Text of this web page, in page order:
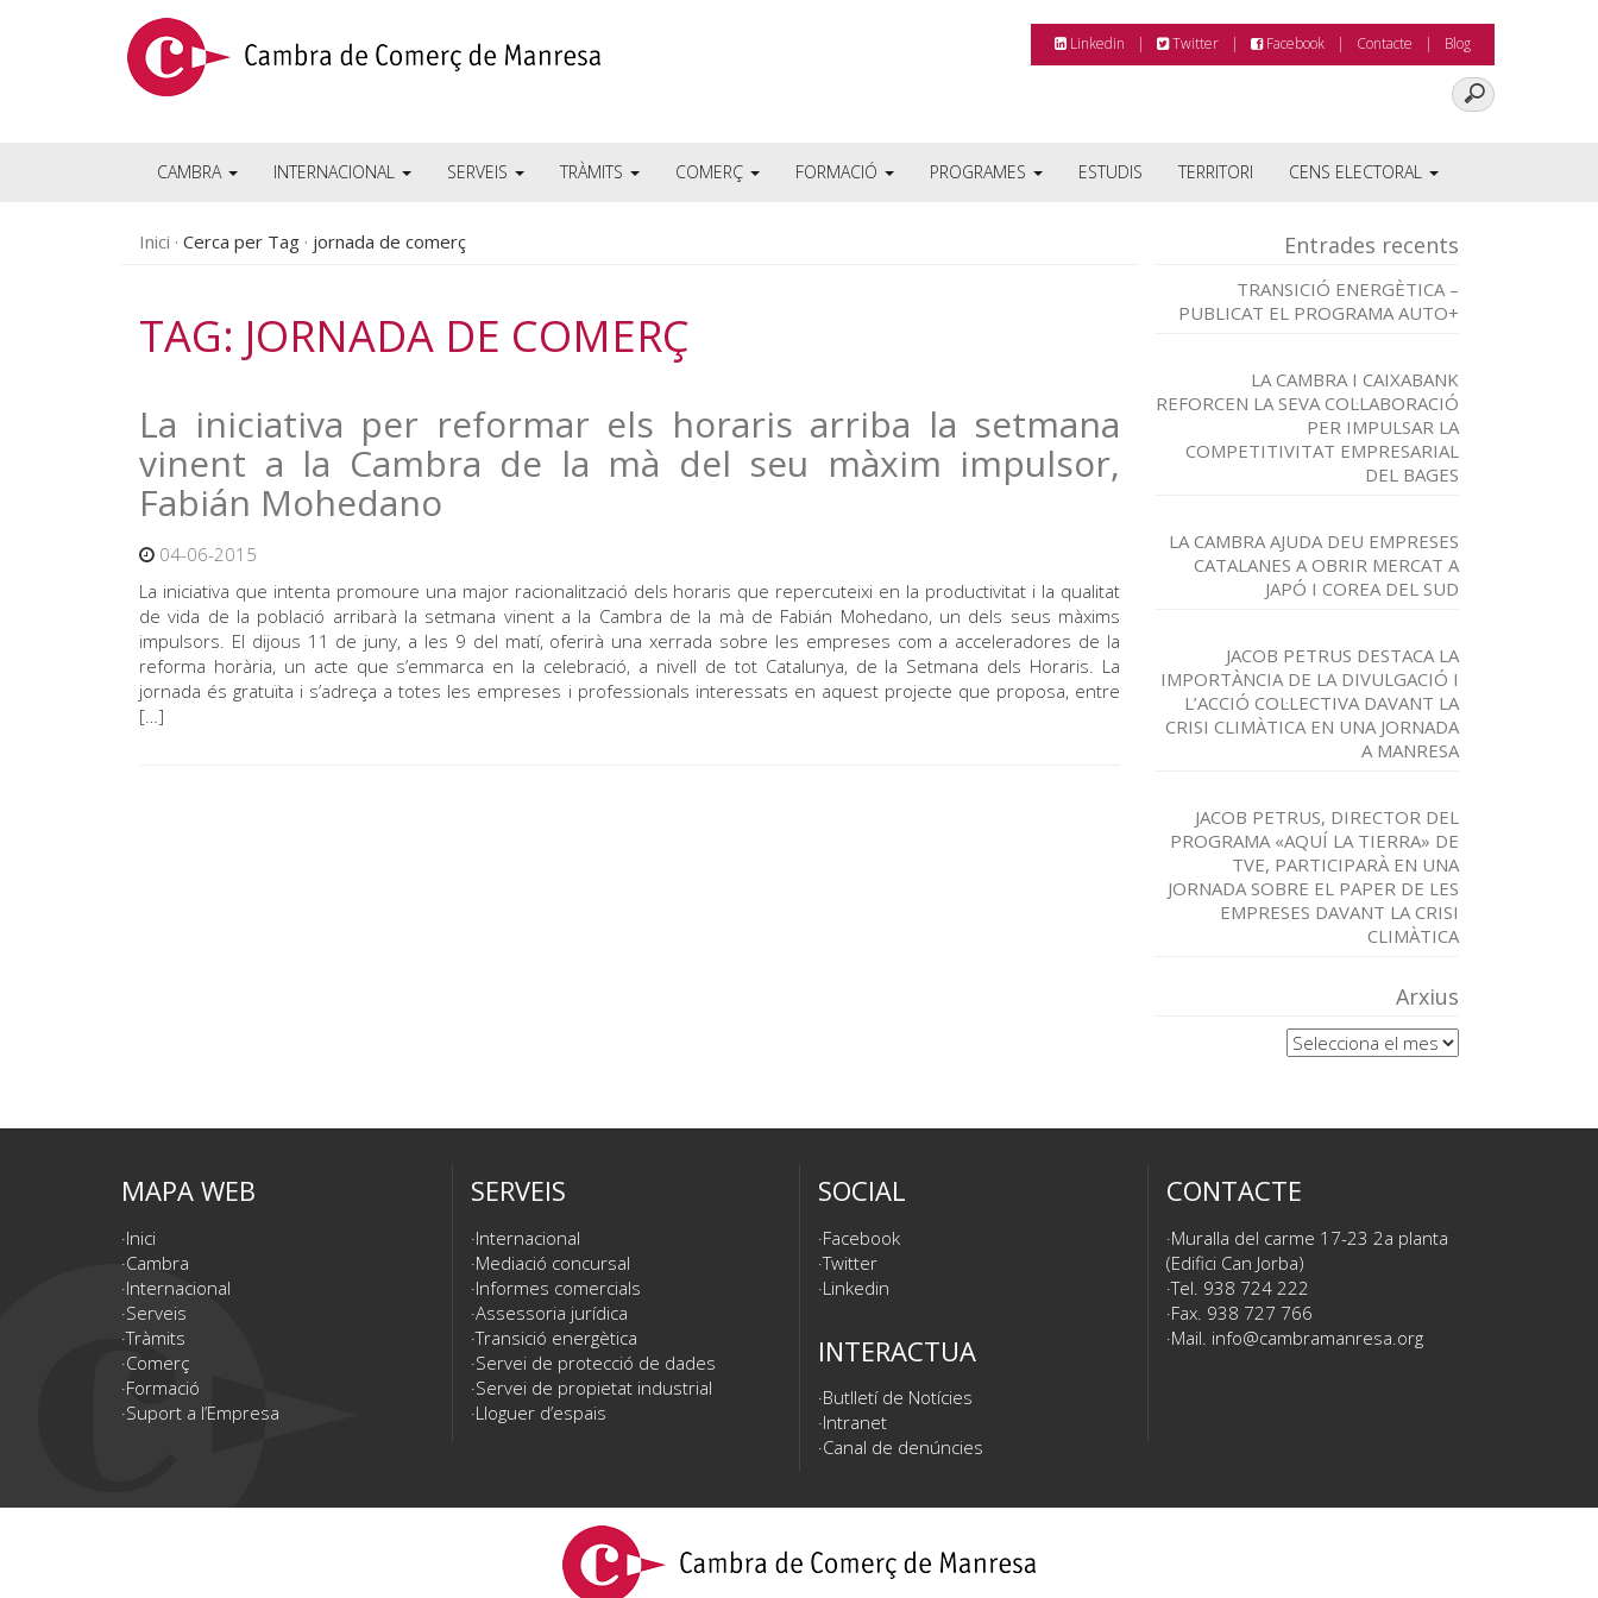
Linkedin Twitter Facebook Contacte Blog
CAMBRA INTERNACIONAL SERVEIS TRÀMITS COMERÇ FORMACIÓ PROGRAMES ESTUDIS TERRITORI CENS ELECTORAL
Inici Cerca per Tag jornada de comerç
TAG: JORNADA DE COMERÇ
La iniciativa per reformar els horaris arriba la setmana
vinent a la Cambra de la mà del seu màxim impulsor,
Fabián Mohedano
04-06-2015
La iniciativa que intenta promoure una major racionalització dels horaris que repercuteixi en la productivitat i la qualitat
de vida de la població arribarà la setmana vinent a la Cambra de la mà de Fabián Mohedano, un dels seus màxims
impulsors. El dijous 11 de juny, a les 9 del matí, oferirà una xerrada sobre les empreses com a acceleradores de la
reforma horària, un acte que s’emmarca en la celebració, a nivell de tot Catalunya, de la Setmana dels Horaris. La
jornada és gratuïta i s’adreça a totes les empreses i professionals interessats en aquest projecte que proposa, entre
[…]
Entrades recents
TRANSICIÓ ENERGÈTICA –
PUBLICAT EL PROGRAMA AUTO+
LA CAMBRA I CAIXABANK
REFORCEN LA SEVA COL·LABORACIÓ
PER IMPULSAR LA
COMPETITIVITAT EMPRESARIAL
DEL BAGES
LA CAMBRA AJUDA DEU EMPRESES
CATALANES A OBRIR MERCAT A
JAPÓ I COREA DEL SUD
JACOB PETRUS DESTACA LA
IMPORTÀNCIA DE LA DIVULGACIÓ I
L’ACCIÓ COL·LECTIVA DAVANT LA
CRISI CLIMÀTICA EN UNA JORNADA
A MANRESA
JACOB PETRUS, DIRECTOR DEL
PROGRAMA «AQUÍ LA TIERRA» DE
TVE, PARTICIPARÀ EN UNA
JORNADA SOBRE EL PAPER DE LES
EMPRESES DAVANT LA CRISI
CLIMÀTICA
Arxius
Arxius
MAPA WEB
Inici
Cambra
Internacional
Serveis
Tràmits
Comerç
Formació
Suport a l’Empresa
SERVEIS
Internacional
Mediació concursal
Informes comercials
Assessoria jurídica
Transició energètica
Servei de protecció de dades
Servei de propietat industrial
Lloguer d’espais
SOCIAL
Facebook
Twitter
Linkedin
INTERACTUA
Butlletí de Notícies
Intranet
Canal de denúncies
CONTACTE
Muralla del carme 17-23 2a planta
(Edifici Can Jorba)
Tel. 938 724 222
Fax. 938 727 766
Mail. info@cambramanresa.org